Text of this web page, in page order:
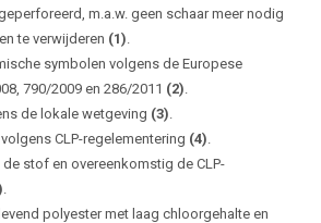
m.a.w. geen schaar meer nodig
te verwijderen (1).
symbolen volgens de Europese
790/2009 en 286/2011 (2).
de lokale wetgeving (3).
CLP-regelementering (4).
stof en overeenkomstig de CLP-
.
polyester met laag chloorgehalte en